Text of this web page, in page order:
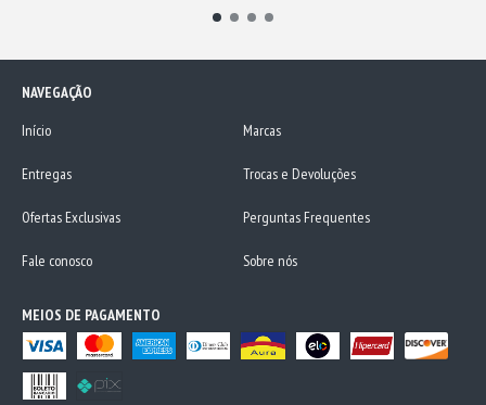
NAVEGAÇÃO
Início
Marcas
Entregas Trocas e Devoluções
Ofertas Exclusivas Perguntas Frequentes
Fale conosco Sobre nós
MEIOS DE PAGAMENTO